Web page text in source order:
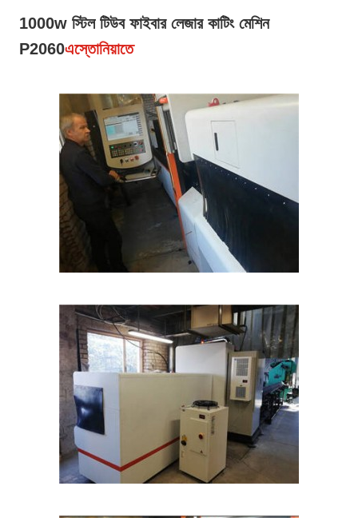
1000w স্টিল টিউব ফাইবার লেজার কাটিং মেশিন
P2060এস্তোনিয়াতে